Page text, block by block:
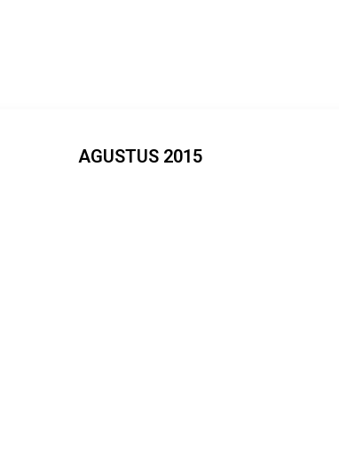
AGUSTUS 2015